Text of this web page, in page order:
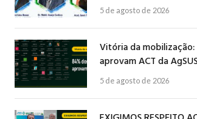
5 de agosto de 2026
Vitória da
aprovam ACT da AgSUS
5 de agosto de 2026